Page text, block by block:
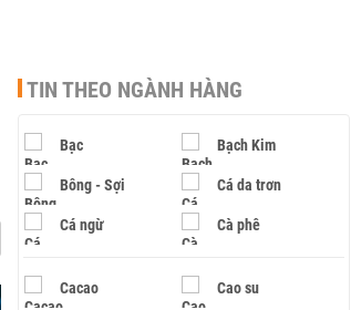
TIN THEO NGÀNH HÀNG
Bạc Bạch Kim
Bông - Sợi Cá da trơn
Cá ngừ Cà phê
Cacao Cao su